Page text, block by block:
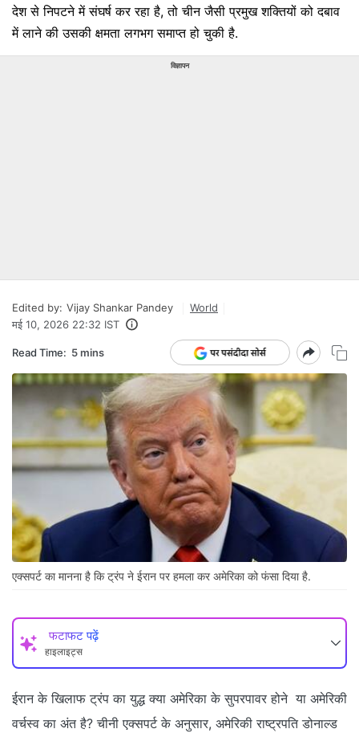
देश से निपटने में संघर्ष कर रहा है, तो चीन जैसी प्रमुख शक्तियों को दबाव
में लाने की उसकी क्षमता लगभग समाप्त हो चुकी है.
विज्ञापन
Edited by: Vijay Shankar Pandey
World
मई 10, 2026 22:32 IST
Read Time: 5 mins
एक्सपर्ट का मानना है कि ट्रंप ने ईरान पर हमला कर अमेरिका को फंसा दिया है.
फटाफट पढ़ें
हाइलाइट्स
ईरान के खिलाफ ट्रंप का युद्ध क्या अमेरिका के सुपरपावर होने या अमेरिकी
वर्चस्व का अंत है? चीनी एक्सपर्ट के अनुसार, अमेरिकी राष्ट्रपति डोनाल्ड